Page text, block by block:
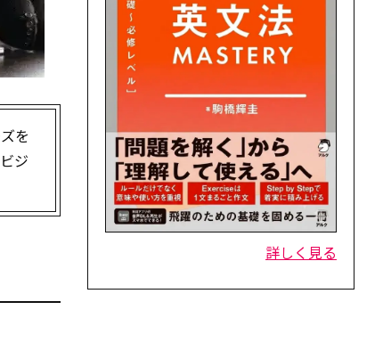
を
ジ
詳しく見る